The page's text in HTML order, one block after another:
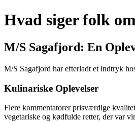
Hvad siger folk
M/S Sagafjord: En
M/S Sagafjord har efterladt et indtryk
Kulinariske Oplevelser
Flere kommentatorer prisværdige
vegetariske og kødfulde retter, der var